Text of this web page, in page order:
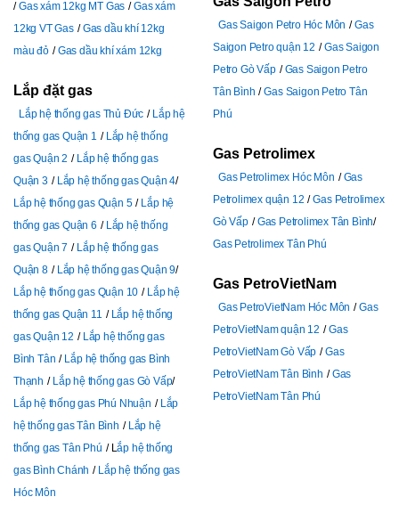
Gas xám 12kg MT Gas
Gas xám
12kg VT Gas
Gas dầu khí 12kg
màu đỏ
Gas dầu khí xám 12kg
Lắp đặt gas
Lắp hệ thống gas Thủ Đức
Lắp hệ
thống gas Quận 1
Lắp hệ thống
gas Quận 2
Lắp hệ thống gas
Quận 3
Lắp hệ thống gas Quận 4
Lắp hệ thống gas Quận 5
Lắp hệ
thống gas Quận 6
Lắp hệ thống
gas Quận 7
Lắp hệ thống gas
Quận 8
Lắp hệ thống gas Quận 9
Lắp hệ thống gas Quận 10
Lắp hệ
thống gas Quận 11
Lắp hệ thống
gas Quận 12
Lắp hệ thống gas
Bình Tân
Lắp hệ thống gas Bình
Thạnh
Lắp hệ thống gas Gò Vấp
Lắp hệ thống gas Phú Nhuận
Lắp
hệ thống gas Tân Bình
Lắp hệ
thống gas Tân Phú
Lắp hệ thống
gas Bình Chánh
Lắp hệ thống gas
Hóc Môn
Gas Saigon Petro Hóc Môn
Gas
Saigon Petro quận 12
Gas Saigon
Petro Gò Vấp
Gas Saigon Petro
Tân Bình
Gas Saigon Petro Tân
Phú
Gas Petrolimex
Gas Petrolimex Hóc Môn
Gas
Petrolimex quận 12
Gas Petrolimex
Gò Vấp
Gas Petrolimex Tân Bình
Gas Petrolimex Tân Phú
Gas PetroVietNam
Gas PetroVietNam Hóc Môn
Gas
PetroVietNam quận 12
Gas
PetroVietNam Gò Vấp
Gas
PetroVietNam Tân Bình
Gas
PetroVietNam Tân Phú